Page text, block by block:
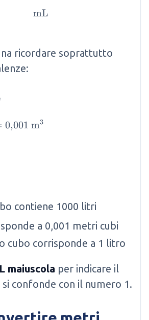
\mathrm{mL}
mL
ricordare soprattutto
= 1000 \mathrm{~L}
= 1 \mathrm{~dm}^3 =
0,001 m3
= 1 \mathrm{~mL}
contiene 1000 litri
a 0,001 metri cubi
cubo corrisponde a 1 litro
L maiuscola per indicare il
confonde con il numero 1.